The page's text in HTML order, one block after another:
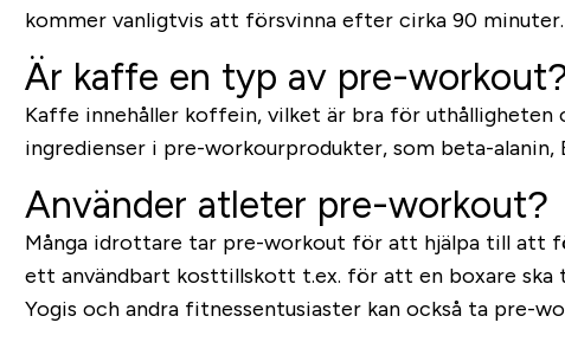
kommer vanligtvis att försvinna efter cirka 90 minuter.
Är kaffe en typ av pre-
Kaffe innehåller koffein, vilket är bra för uthålligheten
ingredienser i pre-workourprodukter, som beta-
Använder atleter pre-workout?
Många idrottare tar pre-workout för att hjälpa till att
ett användbart kosttillskott t.ex. för att en boxare ska
Yogis och andra fitnessentusiaster kan också ta pre-